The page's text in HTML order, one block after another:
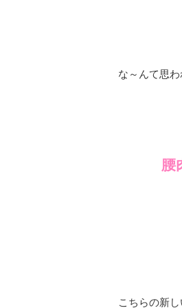
な～んて思
腰
こちらの新